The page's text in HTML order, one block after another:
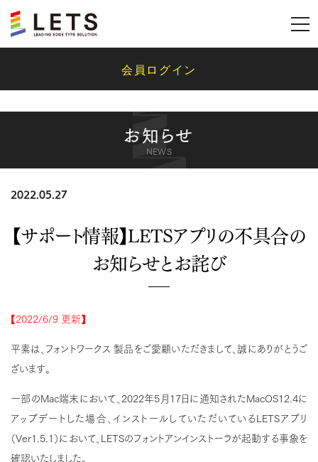
会員ログイン
お知らせ
NEWS
2022.05.27
【サポート情報】LETSアプリの不具合の
お知らせとお詫び
【2022/6/9 更新】
平素は、フォントワークス 製品をご愛顧いただきまして、誠にありがとうご
ざいます。
一部のMac端末において、2022年5月17日に通知されたMacOS12.4に
アップデートした場合、インストールしていただいているLETSアプリ
（Ver1.5.1）において、LETSのフォントアンインストーラが起動する事象を
確認いたしました。